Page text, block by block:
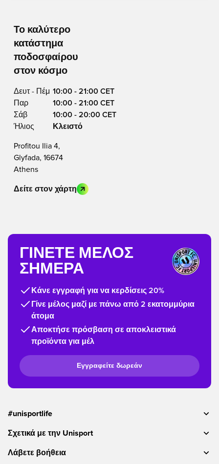
Το καλύτερο
κατάστημα
ποδοσφαίρου
στον κόσμο
Δευτ - Πέμ 10:00 - 21:00 CET
Παρ
10:00 - 21:00 CET
Σάβ
10:00 - 20:00 CET
Ήλιος
Κλειστό
Profitou Ilia 4,
Glyfada, 16674
Athens
Δείτε στον χάρτη
ΓΊΝΕΤΕ ΜΈΛΟΣ
ΣΉΜΕΡΑ
Κάνε εγγραφή για να κερδίσεις 20%
Γίνε μέλος μαζί με πάνω από 2 εκατομμύρια
άτομα
Αποκτήσε πρόσβαση σε αποκλειστικά
προϊόντα για μέλ
Εγγραφείτε δωρεάν
#unisportlife
Σχετικά με την Unisport
Λάβετε βοήθεια